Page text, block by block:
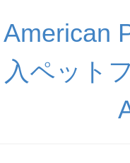
American
入ペット